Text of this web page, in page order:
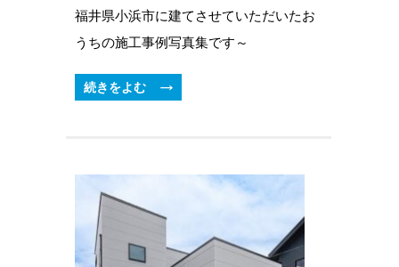
福井県小浜市に建てさせていただいたお
うちの施工事例写真集です～
続きをよむ